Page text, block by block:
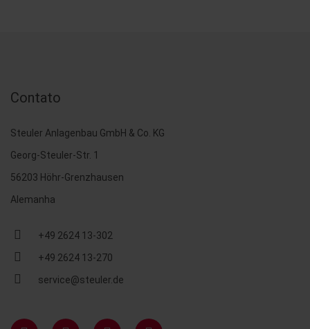
Contato
Steuler Anlagenbau GmbH & Co. KG
Georg-Steuler-Str. 1
56203 Höhr-Grenzhausen
Alemanha
+49 2624 13-302
+49 2624 13-270
service@steuler.de